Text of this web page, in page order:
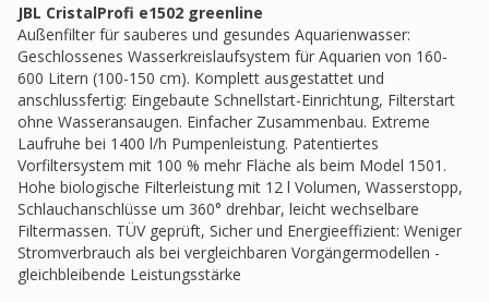
JBL CristalProfi e1502 greenline
Außenfilter für sauberes und gesundes Aquarienwasser:
Geschlossenes Wasserkreislaufsystem für Aquarien von 160-
600 Litern (100-150 cm). Komplett ausgestattet und
anschlussfertig: Eingebaute Schnellstart-Einrichtung, Filterstart
ohne Wasseransaugen. Einfacher Zusammenbau. Extreme
Laufruhe bei 1400 l/h Pumpenleistung. Patentiertes
Vorfiltersystem mit 100 % mehr Fläche als beim Model 1501.
Hohe biologische Filterleistung mit 12 l Volumen, Wasserstopp,
Schlauchanschlüsse um 360° drehbar, leicht wechselbare
Filtermassen. TÜV geprüft, Sicher und Energieeffizient: Weniger
Stromverbrauch als bei vergleichbaren Vorgängermodellen -
gleichbleibende Leistungsstärke